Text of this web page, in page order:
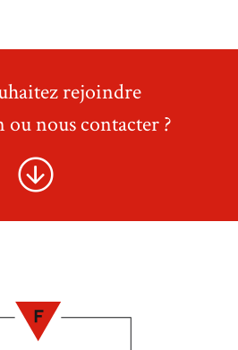
rejoindre
ou nous contacter ?